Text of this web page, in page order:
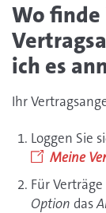
Wo
ich es
Ihr
Loggen Sie
Meine
Für
Option das